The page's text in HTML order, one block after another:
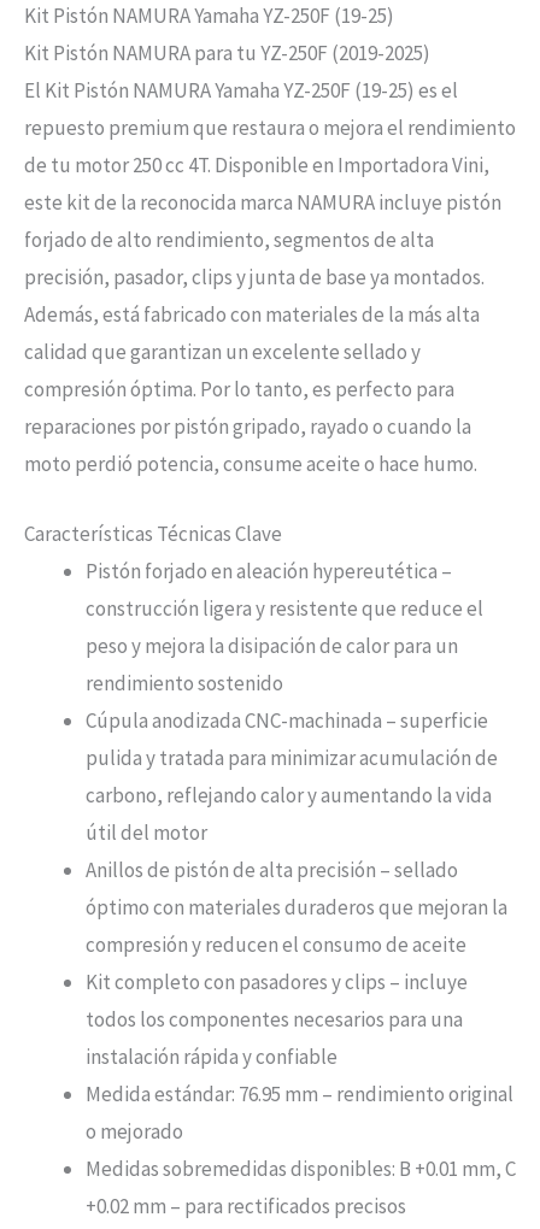
Kit Pistón NAMURA Yamaha YZ-250F (19-25)
Kit Pistón NAMURA para tu YZ-250F (2019-2025)
El Kit Pistón NAMURA Yamaha YZ-250F (19-25) es el
repuesto premium que restaura o mejora el rendimiento
de tu motor 250 cc 4T. Disponible en Importadora Vini,
este kit de la reconocida marca NAMURA incluye pistón
forjado de alto rendimiento, segmentos de alta
precisión, pasador, clips y junta de base ya montados.
Además, está fabricado con materiales de la más alta
calidad que garantizan un excelente sellado y
compresión óptima. Por lo tanto, es perfecto para
reparaciones por pistón gripado, rayado o cuando la
moto perdió potencia, consume aceite o hace humo.
Características Técnicas Clave
Pistón forjado en aleación hypereutética –
construcción ligera y resistente que reduce el
peso y mejora la disipación de calor para un
rendimiento sostenido
Cúpula anodizada CNC-machinada – superficie
pulida y tratada para minimizar acumulación de
carbono, reflejando calor y aumentando la vida
útil del motor
Anillos de pistón de alta precisión – sellado
óptimo con materiales duraderos que mejoran la
compresión y reducen el consumo de aceite
Kit completo con pasadores y clips – incluye
todos los componentes necesarios para una
instalación rápida y confiable
Medida estándar: 76.95 mm – rendimiento original
o mejorado
Medidas sobremedidas disponibles: B +0.01 mm, C
+0.02 mm – para rectificados precisos